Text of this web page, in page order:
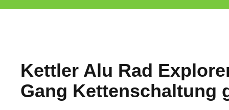
Kettler Alu Rad
Gang Kettenschaltung